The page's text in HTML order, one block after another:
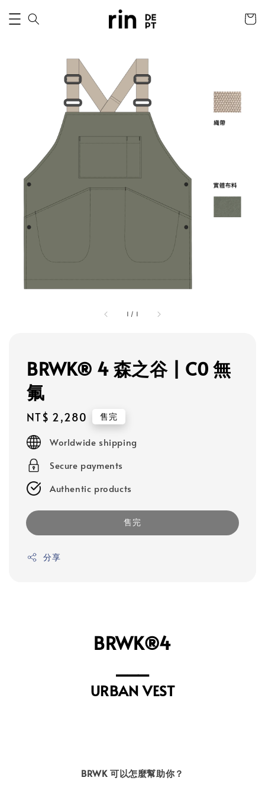
1 / 1
BRWK® 4 森之谷 | C0 無
氟
Regular
price
NT$ 2,280 售完
Worldwide shipping
Secure payments
Authentic products
售完
分享
BRWK®4
URBAN VEST
BRWK 可以怎麼幫助你？